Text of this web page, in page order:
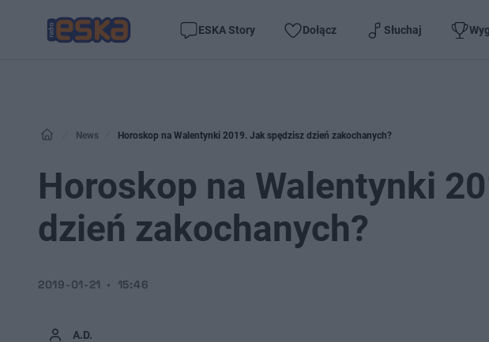
ESKA Story Dołącz Słuchaj
News Horoskop na Walentynki 2019. Jak spędzisz dzień zakochanych?
Horoskop na Walentynki
dzień zakochanych?
A.D.
2019-01-21 15:46